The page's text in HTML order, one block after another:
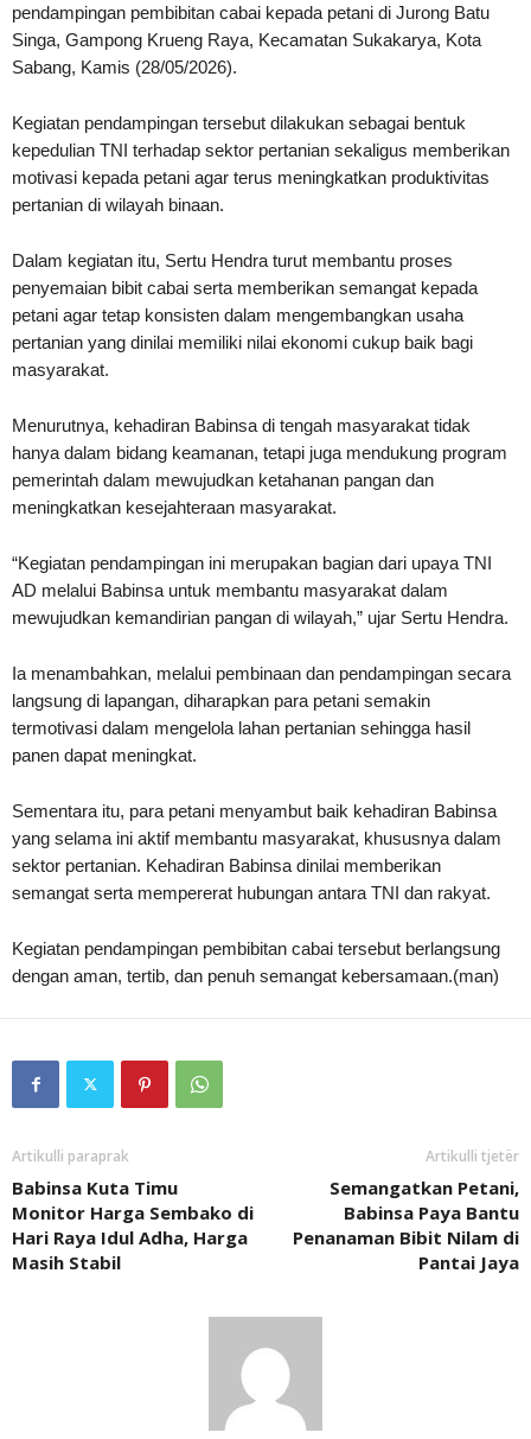
pendampingan pembibitan cabai kepada petani di Jurong Batu
Singa, Gampong Krueng Raya, Kecamatan Sukakarya, Kota
Sabang, Kamis (28/05/2026).
Kegiatan pendampingan tersebut dilakukan sebagai bentuk
kepedulian TNI terhadap sektor pertanian sekaligus memberikan
motivasi kepada petani agar terus meningkatkan produktivitas
pertanian di wilayah binaan.
Dalam kegiatan itu, Sertu Hendra turut membantu proses
penyemaian bibit cabai serta memberikan semangat kepada
petani agar tetap konsisten dalam mengembangkan usaha
pertanian yang dinilai memiliki nilai ekonomi cukup baik bagi
masyarakat.
Menurutnya, kehadiran Babinsa di tengah masyarakat tidak
hanya dalam bidang keamanan, tetapi juga mendukung program
pemerintah dalam mewujudkan ketahanan pangan dan
meningkatkan kesejahteraan masyarakat.
“Kegiatan pendampingan ini merupakan bagian dari upaya TNI
AD melalui Babinsa untuk membantu masyarakat dalam
mewujudkan kemandirian pangan di wilayah,” ujar Sertu Hendra.
Ia menambahkan, melalui pembinaan dan pendampingan secara
langsung di lapangan, diharapkan para petani semakin
termotivasi dalam mengelola lahan pertanian sehingga hasil
panen dapat meningkat.
Sementara itu, para petani menyambut baik kehadiran Babinsa
yang selama ini aktif membantu masyarakat, khususnya dalam
sektor pertanian. Kehadiran Babinsa dinilai memberikan
semangat serta mempererat hubungan antara TNI dan rakyat.
Kegiatan pendampingan pembibitan cabai tersebut berlangsung
dengan aman, tertib, dan penuh semangat kebersamaan.(man)
Artikulli paraprak
Babinsa Kuta Timu
Monitor Harga Sembako di
Hari Raya Idul Adha, Harga
Masih Stabil
Artikulli tjetër
Semangatkan Petani,
Babinsa Paya Bantu
Penanaman Bibit Nilam di
Pantai Jaya